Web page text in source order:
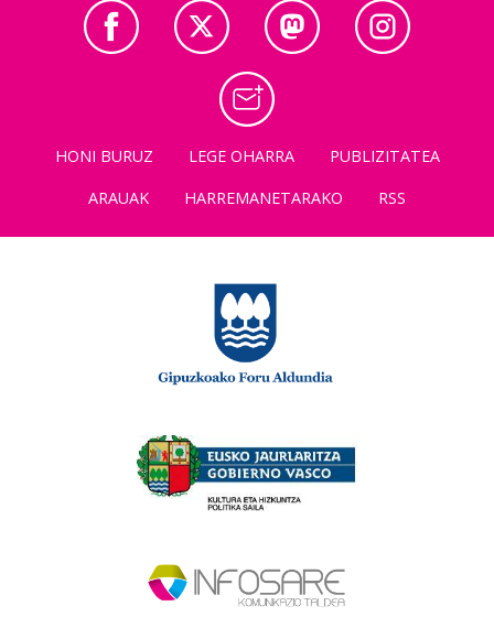
HONI BURUZ LEGE OHARRA
PUBLIZITATEA
ARAUAK
HARREMANETARAKO RSS